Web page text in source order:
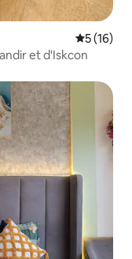
Note
5 (16)
et d'Iskcon